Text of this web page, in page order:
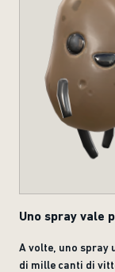
Uno spray vale
A volte, uno spray
di mille canti di